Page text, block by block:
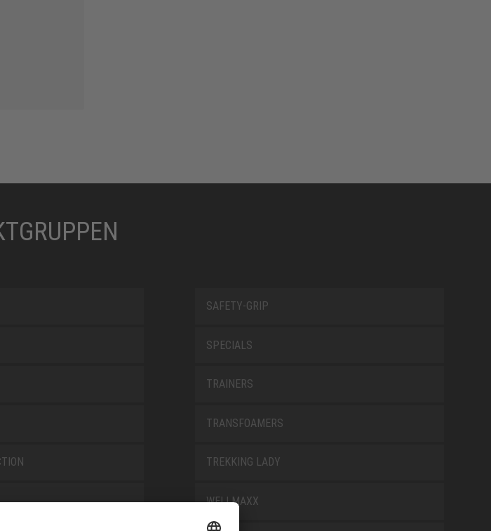
SAFETY-GRIP
SPECIALS
TRAINERS
TRANSFOAMERS
TREKKING LADY
WELLMAXX